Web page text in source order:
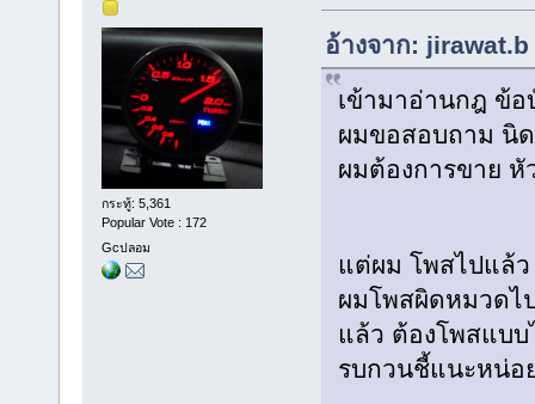
กระทู้: 5,361
Popular Vote : 172
Gcปลอม
อ้างจาก:
เข้ามาอ่านกฎ ข้อ
ผมขอสอบถาม นิ
ผมต้องการขาย หั
แต่ผม โพสไปแล้
ผมโพสผิดหมวดไ
แล้ว ต้องโพสแบบ
รบกวนชี้แนะหน่อ